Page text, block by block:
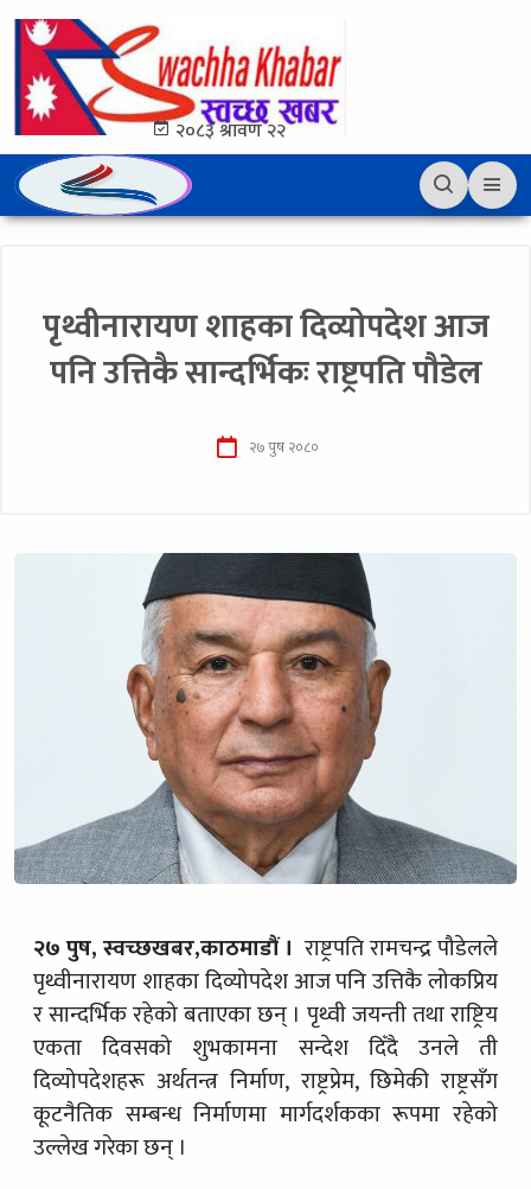
२०८३ श्रावण २२
पृथ्वीनारायण शाहका दिव्योपदेश आज
पनि उत्तिकै सान्दर्भिकः राष्ट्रपति पौडेल
२७ पुष २०८०
२७ पुष, स्वच्छखबर,काठमाडौं । राष्ट्रपति रामचन्द्र पौडेलले
पृथ्वीनारायण शाहका दिव्योपदेश आज पनि उत्तिकै लोकप्रिय
र सान्दर्भिक रहेको बताएका छन् । पृथ्वी जयन्ती तथा राष्ट्रिय
एकता दिवसको शुभकामना सन्देश दिँदै उनले ती
दिव्योपदेशहरू अर्थतन्त्र निर्माण, राष्ट्रप्रेम, छिमेकी राष्ट्रसँग
कूटनैतिक सम्बन्ध निर्माणमा मार्गदर्शकका रूपमा रहेको
उल्लेख गरेका छन् ।